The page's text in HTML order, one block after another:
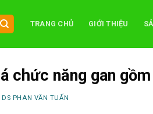
TRANG CHỦ GIỚI THIỆU
chức năng gan
DS PHAN VĂN TUẤN